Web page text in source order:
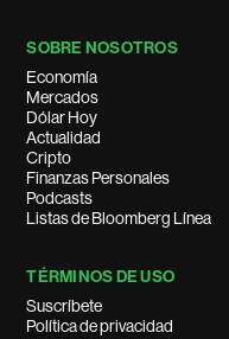
SOBRE NOSOTROS
Economía
Mercados
Dólar Hoy
Actualidad
Cripto
Finanzas Personales
Podcasts
Listas de Bloomberg Línea
TÉRMINOS DE USO
Suscríbete
Política de privacidad